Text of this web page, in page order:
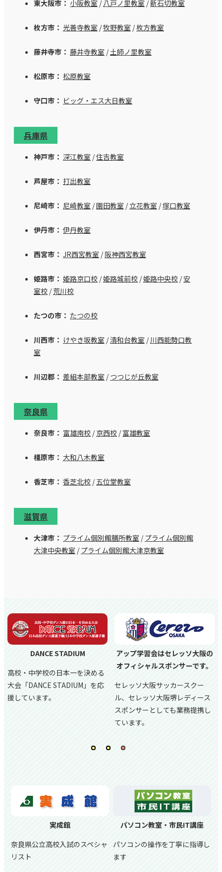
東大阪市： 小阪教室 / 八戸ノ里教室 /新石切教室
枚方市： 光善寺教室 /牧野教室 /枚方教室
藤井寺市： 藤井寺教室 /土師ノ里教室
松原市： 松原教室
守口市： ビッグ・エス大日教室
兵庫県
神戸市： 深江教室 /住吉教室
芦屋市： 打出教室
尼崎市： 尼崎教室 /園田教室 /立花教室 /塚口教室
伊丹市： 伊丹教室
西宮市： JR西宮教室 /阪神西宮教室
姫路市： 姫路京口校 /姫路城前校 /姫路中央校 /安
室校 /荒川校
たつの市： たつの校
川西市： けやき坂教室 /清和台教室 /川西能勢口教
室
川辺郡： 差組本部教室 /つつじが丘教室
奈良県
奈良市： 富雄南校 /京西校 /富雄教室
橿原市： 大和八木教室
香芝市： 香芝北校 /五位堂教室
滋賀県
大津市： プライム個別館膳所教室 /プライム個別館
大津中央教室 /プライム個別館大津京教室
DANCE STADIUM
高校・中学校の日本一を決める
大会「DANCE STADIUM」を応
援しています。
アップ学習会はセレッソ大阪の
オフィシャルスポンサーです。
セレッソ大阪サッカースクー
ル、 セレッソ大阪堺レディース
スポンサーとしても業務提携し
ています。
実成館
奈良県公立高校入試のスペシャ
リスト
パソコン教室・市民IT講座
パソコンの操作を丁寧に指導し
ます